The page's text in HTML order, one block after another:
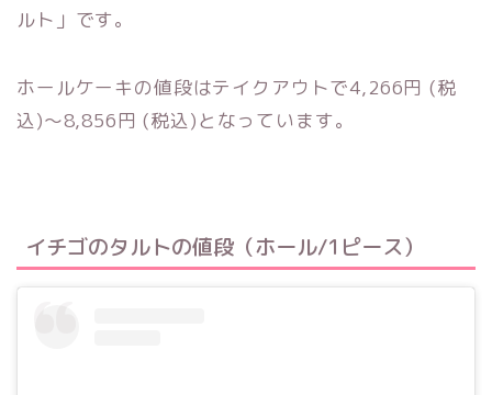
ルト」です。
ホールケーキの値段はテイクアウトで4,266円 (税
込)〜8,856円 (税込)となっています。
イチゴのタルトの値段（ホール/1ピース）